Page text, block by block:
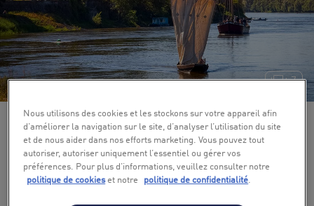
+ 7
Nous utilisons des cookies et les stockons sur votre appareil afin
d’améliorer la navigation sur le site, d’analyser l’utilisation du site
et de nous aider dans nos efforts marketing. Vous pouvez tout
autoriser, autoriser uniquement l’essentiel ou gérer vos
préférences. Pour plus d’informations, veuillez consulter notre
politique de cookieset notre politique de confidentialité.